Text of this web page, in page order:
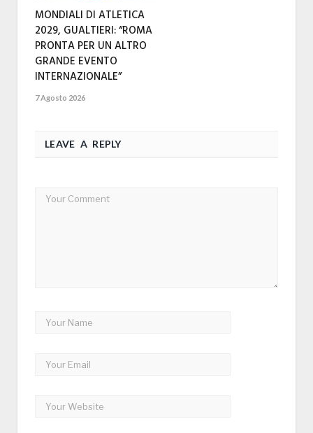
MONDIALI DI ATLETICA
2029, GUALTIERI: “ROMA
PRONTA PER UN ALTRO
GRANDE EVENTO
INTERNAZIONALE”
7 Agosto 2026
LEAVE A REPLY